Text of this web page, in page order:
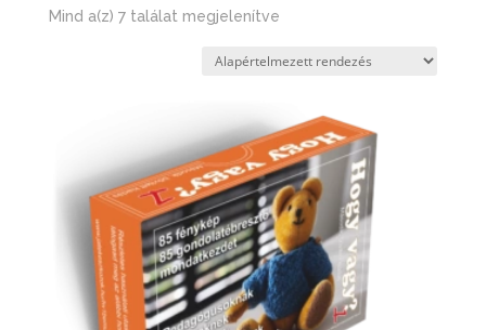
Mind a(z) 7 találat megjelenítve